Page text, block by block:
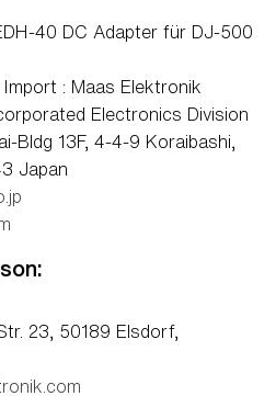
40 DC Adapter für DJ-500
Import : Maas Elektronik
Electronics Division
Bldg 13F, 4-4-9 Koraibashi,
Japan
23, 50189 Elsdorf,